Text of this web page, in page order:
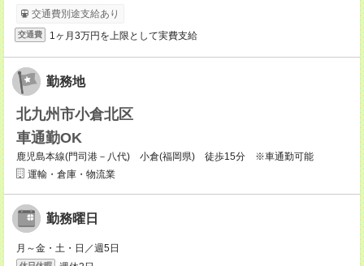
交通費別途支給あり
交通費 1ヶ月3万円を上限として実費支給
勤務地
北九州市小倉北区
車通勤OK
鹿児島本線(門司港－八代) 小倉(福岡県) 徒歩15分 ※車通勤可能
運輸・倉庫・物流業
勤務曜日
月～金・土・日／週5日